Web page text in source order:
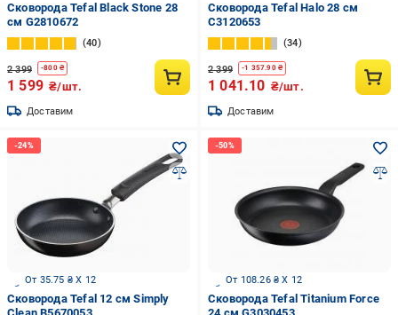
Сковорода Tefal Black Stone 28
см G2810672
40
2 399 -800₴
1 599 ₴/шт.
Доставим
Сковорода Tefal Halo 28 см
C3120653
34
2 399 -1 357.90₴
1 041.10 ₴/шт.
Доставим
От 35.75 ₴ X 12
Сковорода Tefal 12 см Simply
От 108.26 ₴ X 12
Сковорода Tefal Titanium Force